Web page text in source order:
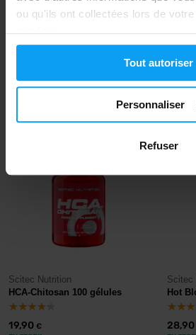
ou qu'ils ont collectées lors de
services.
Tout autoriser
Personnaliser
Refuser
Scitec Nutrition
Mega BCAA 2300 120 gélules
23,90€
Scitec
32,90
EN
Scitec Nutrition
HCA-Chitosan 100 gélules
19,90 €
Scitec
Hot
28,90